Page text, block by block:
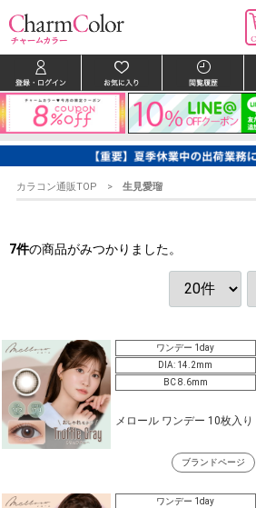
カラコン通販TOP 生見愛瑠
7件の商品がみつかりました。
ワンデー 1day
DIA: 14.2mm
BC 8.6mm
メロール ワンデー 10枚入
ブランドページ
ワンデー 1day